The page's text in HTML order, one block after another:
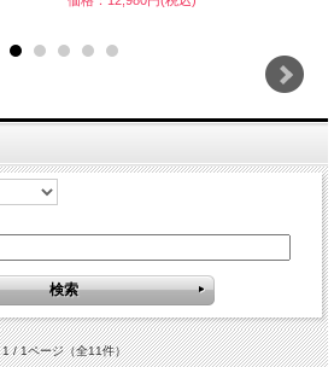
1 / 1ページ（全11件）